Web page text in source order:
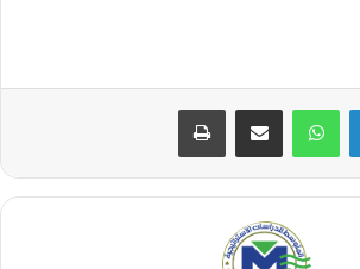
لينكدإن واتساب مشاركة عبر البريد طباعة